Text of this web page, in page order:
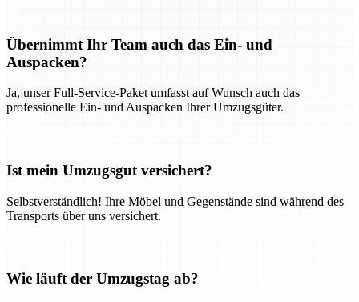
Übernimmt Ihr Team auch das Ein- und
Auspacken?
Ja, unser Full-Service-Paket umfasst auf Wunsch auch das
professionelle Ein- und Auspacken Ihrer Umzugsgüter.
Ist mein Umzugsgut versichert?
Selbstverständlich! Ihre Möbel und Gegenstände sind während des
Transports über uns versichert.
Wie läuft der Umzugstag ab?